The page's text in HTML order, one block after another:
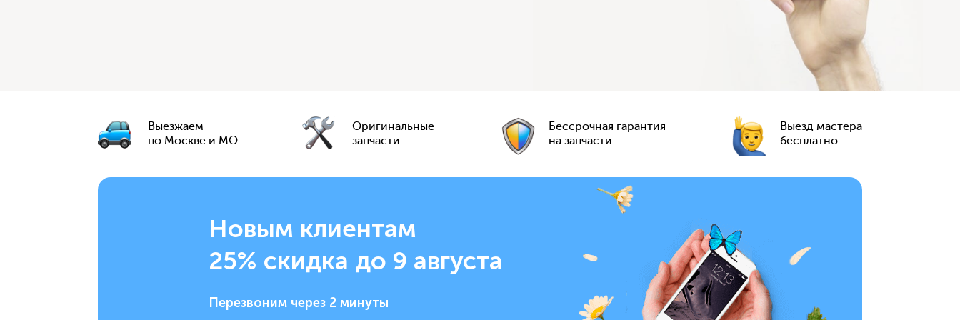
Выезжаем
по Москве и МО
Оригинальные
запчасти
Бессрочная гарантия
на запчасти
Выезд мастера
бесплатно
Новым клиентам
25% скидка до 9 августа
Перезвоним через 2 минуты